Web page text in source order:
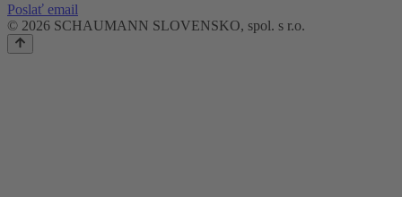
Poslať email
© 2026 SCHAUMANN SLOVENSKO, spol. s r.o.